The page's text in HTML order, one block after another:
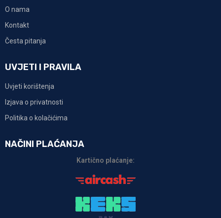
O nama
Kontakt
Česta pitanja
UVJETI I PRAVILA
Uvjeti korištenja
Izjava o privatnosti
Politika o kolačićima
NAČINI PLAĆANJA
Kartično plaćanje: